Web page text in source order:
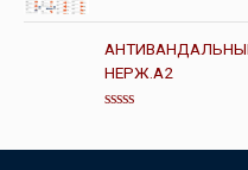
и
5
ц
е
н
к
0
5
НЕРЖ.А2
е